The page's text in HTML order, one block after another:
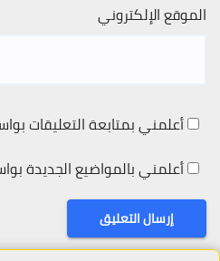
الموقع الإلكتروني
أعلمني بمتابعة التعليقات
أعلمني بالمواضيع الجديدة